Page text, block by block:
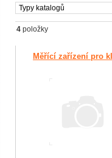
Typy katalogů
4 položky
Měřící zařízení pro